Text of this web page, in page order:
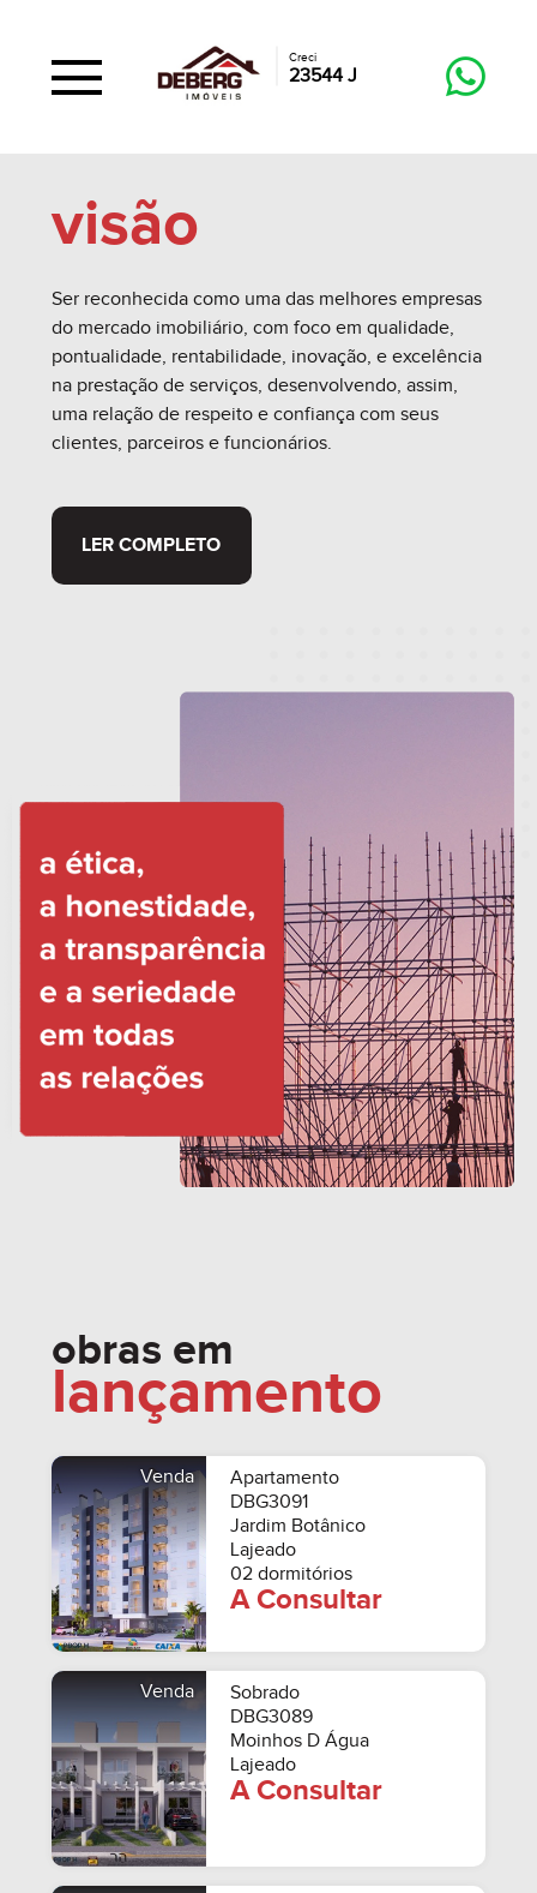
Creci
23544 J
visão
Ser reconhecida como uma das melhores empresas
do mercado imobiliário, com foco em qualidade,
pontualidade, rentabilidade, inovação, e excelência
na prestação de serviços, desenvolvendo, assim,
uma relação de respeito e confiança com seus
clientes, parceiros e funcionários.
LER COMPLETO
obras em
lançamento
Venda
Apartamento
DBG3091
Jardim Botânico
Lajeado
02 dormitórios
A Consultar
Venda
Sobrado
DBG3089
Moinhos D Água
Lajeado
A Consultar